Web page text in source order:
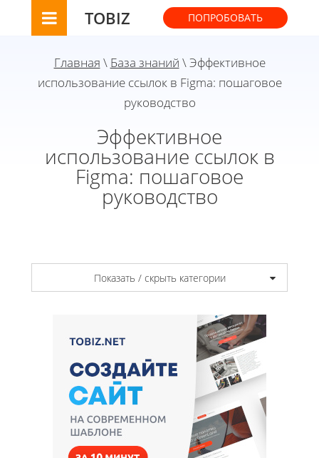
TOBIZ ПОПРОБОВАТЬ
Главная \ База знаний \ Эффективное
использование ссылок в Figma: пошаговое
руководство
Эффективное
использование ссылок в
Figma: пошаговое
руководство
Показать / скрыть категории